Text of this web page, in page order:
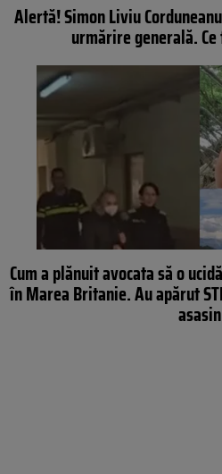
Alertă! Simon Liviu
urmărire generală.
Cum a plănuit avocata să o
în Marea Britanie. Au apărut
asasin